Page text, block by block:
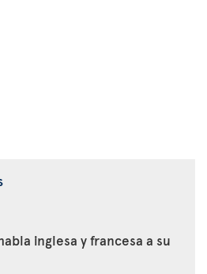
inglesa y francesa a su